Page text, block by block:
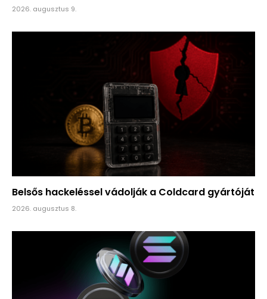
2026. augusztus 9.
Belsős hackeléssel vádolják a Coldcard gyártóját
2026. augusztus 8.